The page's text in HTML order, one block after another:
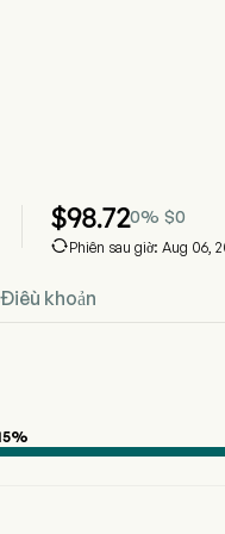
$98.720% $0
Phiên sau giờ: Aug 06,
Điều khoản
%